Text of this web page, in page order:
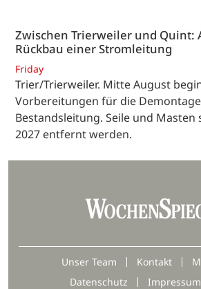
Zwischen Trierweiler und Quint:
Rückbau einer Stromleitung
Friday
Trier/Trierweiler. Mitte August
Vorbereitungen für die
Bestandsleitung. Seile und
2027 entfernt werden.
Unser Team Kontakt
Datenschutz
Impressum